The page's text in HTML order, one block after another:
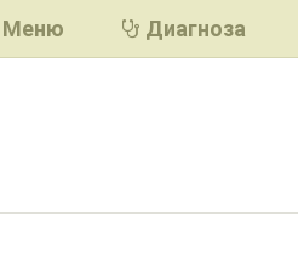
Меню Диагноза